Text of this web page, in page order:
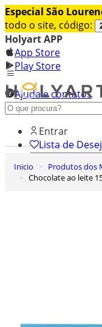
Especial São
todo o site, código:
Holyart APP
App Store
Play Store
Ajuda e contatos
Conheça premium
Entrar
Lista de
0
Carrinho de
Inicio Produtos dos
Chocolate ao leite